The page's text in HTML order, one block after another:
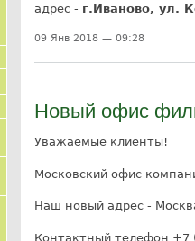
адрес - г.Иваново, ул.
09 Янв 2018 — 09:28
Новый офис
Уважаемые клиенты!
Московский офис
Наш новый адрес -
Контактный телефон +7